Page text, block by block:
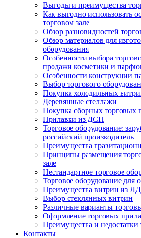
Выгоды и преимущества
Как выгодно использовать
торговом зале
Обзор разновидностей
Обзор материалов для
оборудования
Особенности выбора
продажи косметики и
Особенности конструкции
Выбор торгового
Покупка холодильных
Деревянные стеллажи
Покупка сборных торговых
Прилавки из ДСП
Торговое оборудование:
российский производитель
Преимущества
Принципы размещения
зале
Нестандартное торговое
Торговое оборудование для
Преимущества витрин из
Выбор стеклянных витрин
Различные варианты
Оформление торговых
Преимущества и недостатки
Контакты